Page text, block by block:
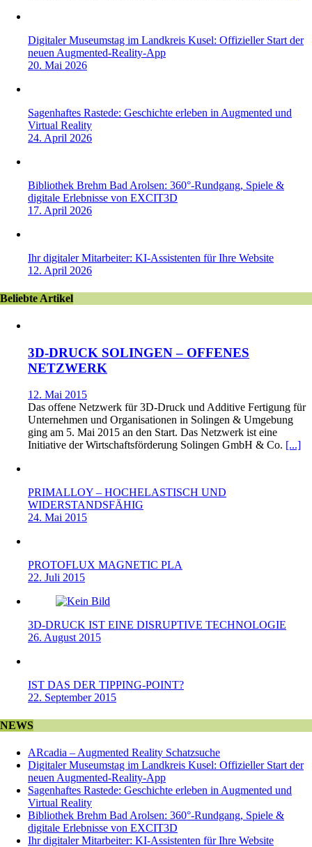
Digitaler Museumstag im Landkreis Kusel: Offizieller Start der
neuen Augmented-Reality-App
20. Mai 2026
Sagenhaftes Rastede: Geschichte erleben in Augmented und
Virtual Reality
24. April 2026
Bibliothek Brehm Bad Arolsen: 360°-Rundgang, Spiele &
digitale Erlebnisse von EXCIT3D
17. April 2026
Ihr digitaler Mitarbeiter: KI-Assistenten für Ihre Website
12. April 2026
Beliebte Artikel
3D-DRUCK SOLINGEN – OFFENES
NETZWERK
12. Mai 2015
Das offene Netzwerk für 3D-Druck und Additive Fertigung für
Unternehmen und Organisationen in Solingen & Umgebung
ging am 5. Mai 2015 an den Start. Das Netzwerk ist eine
Initiative der Wirtschaftsförderung Solingen GmbH & Co. [...]
PRIMALLOY – HOCHELASTISCH UND
WIDERSTANDSFÄHIG
24. Mai 2015
PROTOFLUX MAGNETIC PLA
22. Juli 2015
3D-DRUCK IST EINE DISRUPTIVE TECHNOLOGIE
26. August 2015
IST DAS DER TIPPING-POINT?
22. September 2015
NEWS
ARcadia – Augmented Reality Schatzsuche
Digitaler Museumstag im Landkreis Kusel: Offizieller Start der
neuen Augmented-Reality-App
Sagenhaftes Rastede: Geschichte erleben in Augmented und
Virtual Reality
Bibliothek Brehm Bad Arolsen: 360°-Rundgang, Spiele &
digitale Erlebnisse von EXCIT3D
Ihr digitaler Mitarbeiter: KI-Assistenten für Ihre Website